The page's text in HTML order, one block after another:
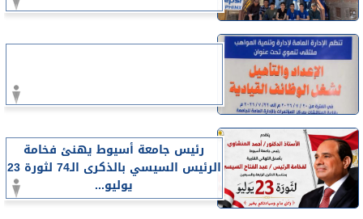
رئيس جامعة أسيوط يهنئ فخامة
الرئيس السيسي بالذكرى الـ74 لثورة 23
يوليو...